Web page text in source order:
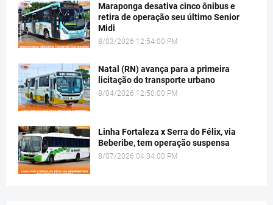
Maraponga desativa cinco ônibus e
retira de operação seu último Senior
Midi
8/03/2026 12:54:00 PM
Natal (RN) avança para a primeira
licitação do transporte urbano
8/04/2026 12:50:00 PM
Linha Fortaleza x Serra do Félix, via
Beberibe, tem operação suspensa
8/07/2026 04:34:00 PM